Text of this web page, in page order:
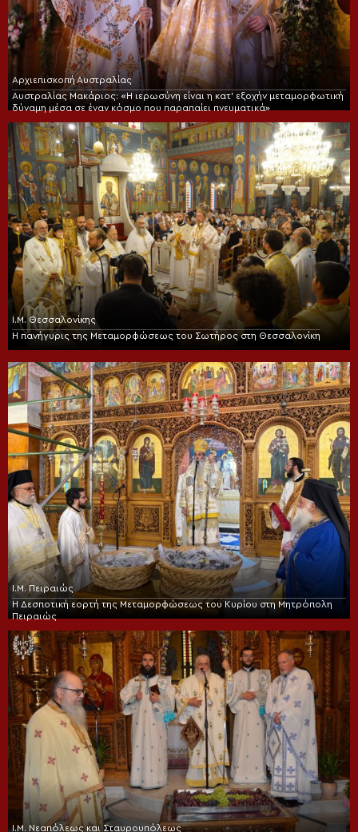
Αρχιεπισκοπή Αυστραλίας
Αυστραλίας Μακάριος: «Η ιερωσύνη είναι η κατ’ εξοχήν μεταμορφωτική
δύναμη μέσα σε έναν κόσμο που παραπαίει πνευματικά»
Ι.Μ. Θεσσαλονίκης
Η πανήγυρις της Μεταμορφώσεως του Σωτήρος στη Θεσσαλονίκη
Ι.Μ. Πειραιώς
Η Δεσποτική εορτή της Μεταμορφώσεως του Κυρίου στη Μητρόπολη
Πειραιώς
Ι.Μ. Νεαπόλεως και Σταυρουπόλεως